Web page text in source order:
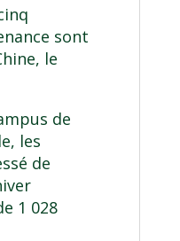
sont
le
de
les
de
1 028